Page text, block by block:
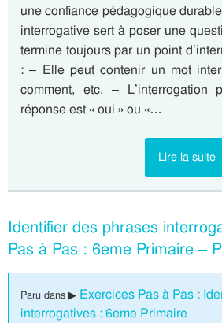
une confiance pédagogique
interrogative sert à poser une
termine toujours par un point
: – Elle peut contenir un mot
comment, etc. – L’interrogation
réponse est « oui » ou «…
Lire la suite
Identifier des phrases
Pas à Pas : 6eme Primaire –
Paru dans ▶ Exercices Pas à Pas :
interrogatives : 6eme Primaire